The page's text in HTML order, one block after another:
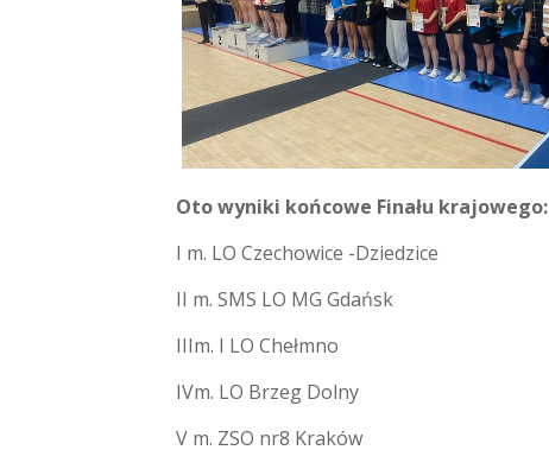
Oto wyniki końcowe Finału krajowego:
I m. LO Czechowice -Dziedzice
II m. SMS LO MG Gdańsk
IIIm. I LO Chełmno
IVm. LO Brzeg Dolny
V m. ZSO nr8 Kraków